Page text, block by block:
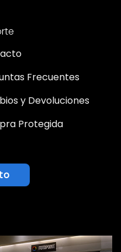
Frecuentes
y Devoluciones
Protegida